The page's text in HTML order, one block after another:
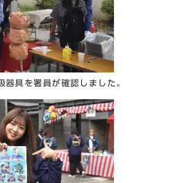
器具を署員が確認しました。